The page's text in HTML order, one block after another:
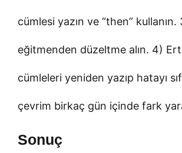
cümlesi yazın ve “then” kullanın.
eğitmenden düzeltme alın. 4)
cümleleri yeniden yazıp hatayı
çevrim birkaç gün içinde fark
Sonuç